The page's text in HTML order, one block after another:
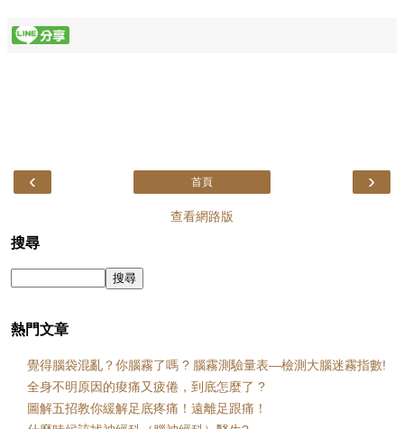
‹ ›
首頁
查看網路版
搜尋
熱門文章
覺得腦袋混亂？你腦霧了嗎 ? 腦霧測驗量表—檢測大腦迷霧指數!
全身不明原因的痠痛又疲倦，到底怎麼了 ?
圖解五招教你緩解足底疼痛！遠離足跟痛！